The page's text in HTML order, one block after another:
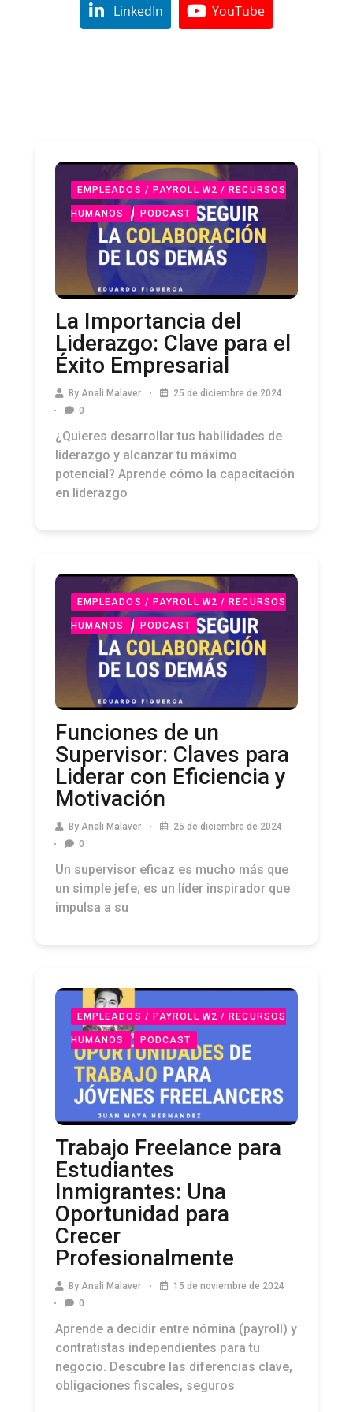
EMPLEADOS / PAYROLL W2 / RECURSOS
HUMANOS PODCAST
La Importancia del
Liderazgo: Clave para el
Éxito Empresarial
0
liderazgo y alcanzar tu máximo
potencial? Aprende cómo la capacitación
en liderazgo
EMPLEADOS / PAYROLL W2 / RECURSOS
HUMANOS PODCAST
Funciones de un
Supervisor: Claves para
Liderar con Eficiencia y
Motivación
0
un simple jefe; es un líder inspirador que
impulsa a su
EMPLEADOS / PAYROLL W2 / RECURSOS
HUMANOS PODCAST
Trabajo Freelance para
Estudiantes
Inmigrantes: Una
Oportunidad para
Crecer
Profesionalmente
0
contratistas independientes para tu
negocio. Descubre las diferencias clave,
obligaciones fiscales, seguros